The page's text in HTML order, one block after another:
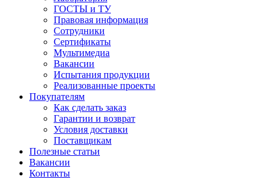
ГОСТЫ и ТУ
Правовая информация
Сотрудники
Сертификаты
Мультимедиа
Вакансии
Испытания продукции
Реализованные проекты
Покупателям
Как сделать заказ
Гарантии и возврат
Условия доставки
Поставщикам
Полезные статьи
Вакансии
Контакты